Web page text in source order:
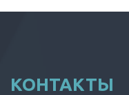
КОНТАКТЫ